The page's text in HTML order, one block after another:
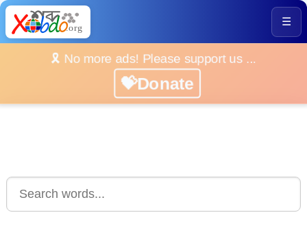
☰
🎗️ No more ads! Please support us ...
💝Donate